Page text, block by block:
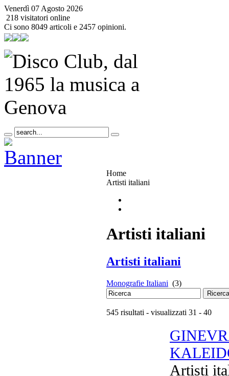
Venerdì 07 Agosto 2026
218 visitatori online
Ci sono 8049 articoli e 2457 opinioni.
Home
Artisti italiani
Artisti italiani
Artisti italiani
Monografie Italiani (3)
Ricerca
545 risultati - visualizzati 31 - 40
Artisti